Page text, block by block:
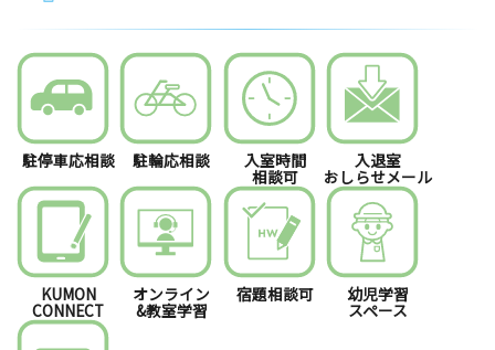
駐停車応相談 駐輪応相談 入室時間
相談可
入退室
おしらせメール
KUMON
CONNECT
オンライン
&教室学習
宿題相談可 幼児学習
スペース